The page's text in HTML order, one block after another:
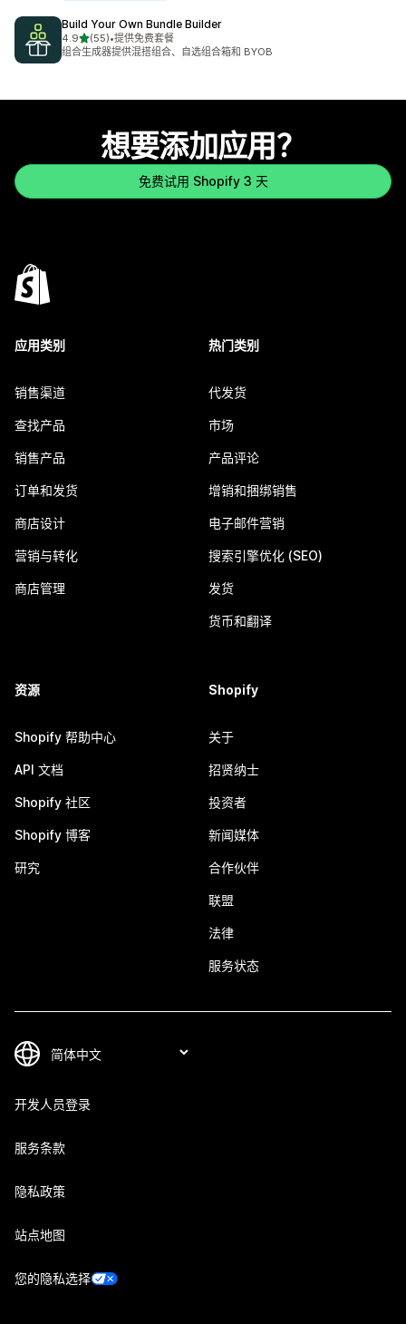
Build Your Own Bundle Builder
4.9星（满分 5 星）
(55)
总共 55 条评论
•提供免费套餐
组合生成器提供混搭组合、自选组合箱和 BYOB
想要添加应用？
免费试用 Shopify 3 天
应用类别
销售渠道
查找产品
销售产品
订单和发货
商店设计
营销与转化
商店管理
热门类别
代发货
市场
产品评论
增销和捆绑销售
电子邮件营销
搜索引擎优化 (SEO)
发货
货币和翻译
资源
Shopify 帮助中心
API 文档
Shopify 社区
Shopify 博客
研究
Shopify
关于
招贤纳士
投资者
新闻媒体
合作伙伴
联盟
法律
服务状态
开发人员登录
服务条款
隐私政策
站点地图
您的隐私选择